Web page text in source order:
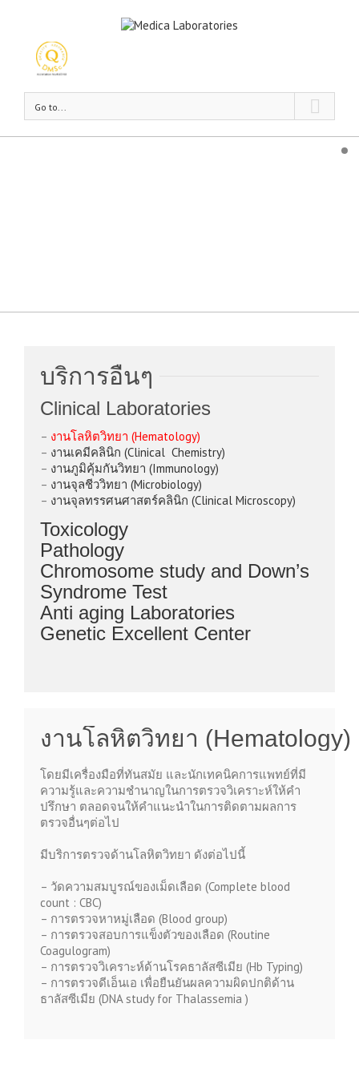
Go to...
บริการอื่นๆ
Clinical Laboratories
– งานโลหิตวิทยา (Hematology)
– งานเคมีคลินิก (Clinical Chemistry)
– งานภูมิคุ้มกันวิทยา (Immunology)
– งานจุลชีววิทยา (Microbiology)
– งานจุลทรรศนศาสตร์คลินิก (Clinical Microscopy)
Toxicology
Pathology
Chromosome study and Down’s
Syndrome Test
Anti aging Laboratories
Genetic Excellent Center
งานโลหิตวิทยา (Hematology)
โดยมีเครื่องมือที่ทันสมัย และนักเทคนิคการแพทย์ที่มี
ความรู้และความชำนาญในการตรวจวิเคราะห์ให้คำ
ปรึกษา ตลอดจนให้คำแนะนำในการติดตามผลการ
ตรวจอื่นๆต่อไป
มีบริการตรวจด้านโลหิตวิทยา ดังต่อไปนี้
– วัดความสมบูรณ์ของเม็ดเลือด (Complete blood
count : CBC)
– การตรวจหาหมู่เลือด (Blood group)
– การตรวจสอบการแข็งตัวของเลือด (Routine
Coagulogram)
– การตรวจวิเคราะห์ด้านโรคธาลัสซีเมีย (Hb Typing)
– การตรวจดีเอ็นเอ เพื่อยืนยันผลความผิดปกติด้าน
ธาลัสซีเมีย (DNA study for Thalassemia )